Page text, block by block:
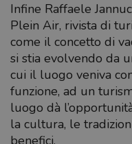
Infine Raffaele
Plein Air, rivista di
come il concetto di
si stia evolvendo da
cui il luogo veniva
funzione, ad un
luogo dà
la cultura, le
benefici.